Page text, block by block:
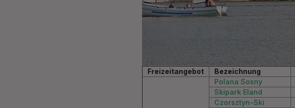
Freizeitangebot Bezeichnung
Polana Sosny
Skipark Eland
Czorsztyn-Ski